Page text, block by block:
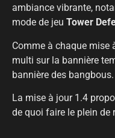
ambiance vibrante,
mode de jeu Tower
Comme à chaque mise
multi sur la bannière
bannière des bangbous.
La mise à jour 1.4
de quoi faire le plein de